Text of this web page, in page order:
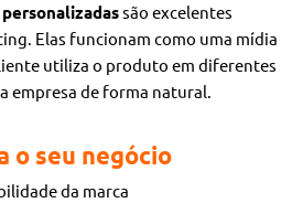
são excelentes
Elas funcionam como uma mídia
utiliza o produto em diferentes
empresa de forma natural.
o seu negócio
da marca